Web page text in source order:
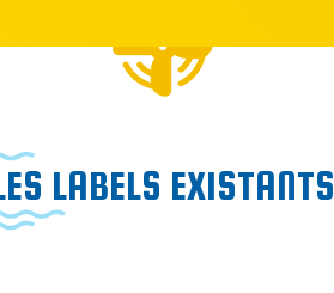
LABELS EXISTANTS